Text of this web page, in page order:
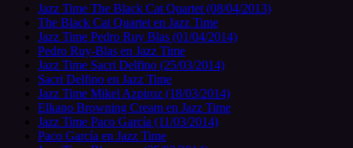
Jazz Time The Black Cat Quartet (08/04/2013)
The Black Cat Quartet en Jazz Time
Jazz Time Pedro Ruy Blas (01/04/2014)
Pedro Ruy-Blas en Jazz Time
Jazz Time Sacri Delfino (25/03/2014)
Sacri Delfino en Jazz Time
Jazz Time Mikel Azpiroz (18/03/2014)
Elkano Browning Cream en Jazz Time
Jazz Time Paco García (11/03/2014)
Paco García en Jazz Time